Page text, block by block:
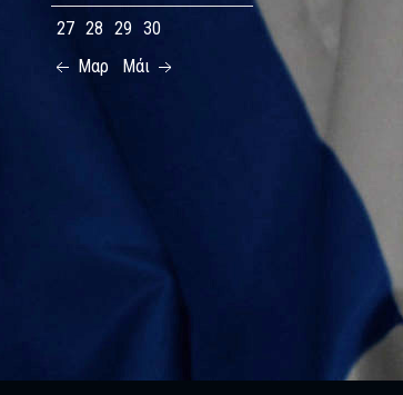
27 28 29 30
Μαρ
Μάι